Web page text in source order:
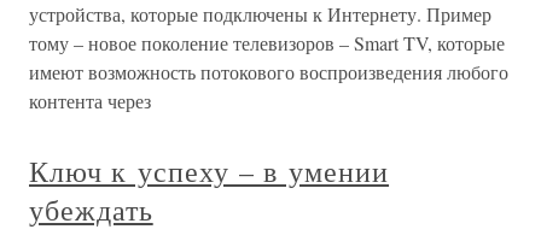
устройства, которые подключены к Интернету. Пример
тому – новое поколение телевизоров – Smart TV, которые
имеют возможность потокового воспроизведения любого
контента через
Ключ к успеху – в умении
убеждать